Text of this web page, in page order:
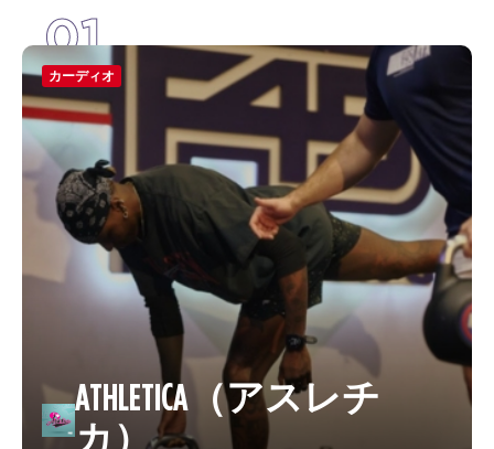
01
カーディオ
ATHLETICA（アスレチ
カ）